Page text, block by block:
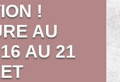
!
AU
AU 21